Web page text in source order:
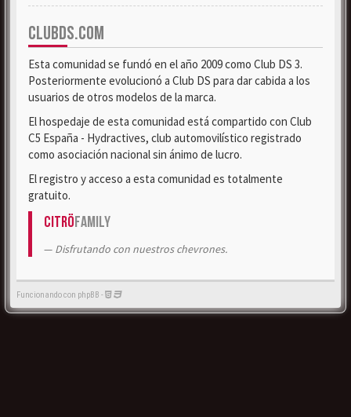
CLUBDS.COM
Esta comunidad se fundó en el año 2009 como Club DS 3.
Posteriormente evolucionó a Club DS para dar cabida a los
usuarios de otros modelos de la marca.
El hospedaje de esta comunidad está compartido con Club
C5 España - Hydractives, club automovilístico registrado
como asociación nacional sin ánimo de lucro.
El registro y acceso a esta comunidad es totalmente
gratuito.
CitröFamily
Disfrutando con nuestros chevrones.
Funcionando con phpBB -